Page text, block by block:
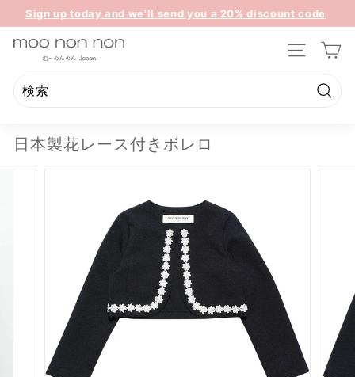
ス
ド
ョ
を
時
Sign up today and we'll send you a 20% discount code
towards your first purchase.
m
o
n
n
n
サイトの
る
検
日本製花レース付きボレロ